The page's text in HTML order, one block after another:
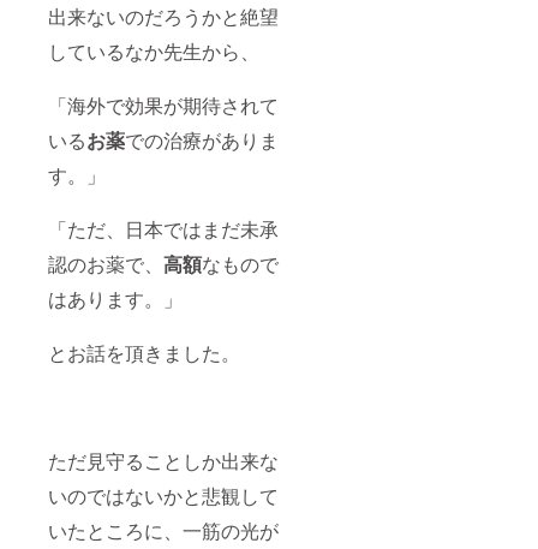
出来ないのだろうかと絶望
しているなか先生から、
「海外で効果が期待されて
いるお薬での治療がありま
す。」
「ただ、日本ではまだ未承
認のお薬で、 高額なもので
はあります。」
とお話を頂きました。
ただ見守ることしか出来な
いのではないかと悲観して
いたところに、一筋の光が